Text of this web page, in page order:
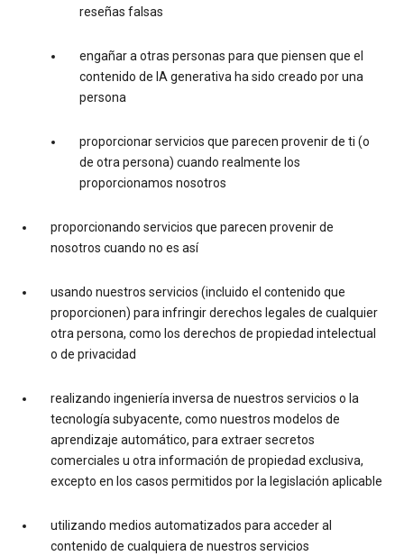
reseñas falsas
engañar a otras personas para que piensen que el
contenido de IA generativa ha sido creado por una
persona
proporcionar servicios que parecen provenir de ti (o
de otra persona) cuando realmente los
proporcionamos nosotros
proporcionando servicios que parecen provenir de
nosotros cuando no es así
usando nuestros servicios (incluido el contenido que
proporcionen) para infringir derechos legales de cualquier
otra persona, como los derechos de propiedad intelectual
o de privacidad
realizando ingeniería inversa de nuestros servicios o la
tecnología subyacente, como nuestros modelos de
aprendizaje automático, para extraer secretos
comerciales u otra información de propiedad exclusiva,
excepto en los casos permitidos por la legislación aplicable
utilizando medios automatizados para acceder al
contenido de cualquiera de nuestros servicios